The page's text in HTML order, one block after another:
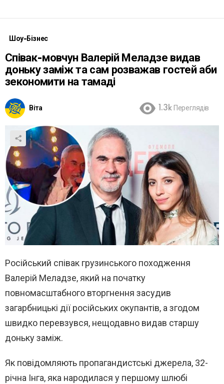
Шоу-Бізнес
Співак-мовчун Валерій Меладзе видав
доньку заміж та сам розважав гостей аби
зекономити на тамаді
Віта 1.3k Переглядів
Російський співак грузинського походження
Валерій Меладзе, який на початку
повномасштабного вторгнення засудив
загарбницькі дії російських окупантів, а згодом
швидко перевзувся, нещодавно видав старшу
доньку заміж.
Як повідомляють пропагандистські джерела, 32-
річна Інга, яка народилася у першому шлюбі